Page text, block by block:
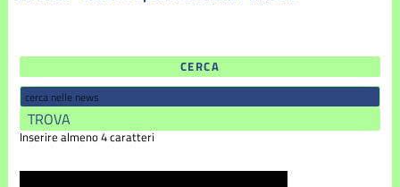
CERCA
Inserire almeno 4 caratteri